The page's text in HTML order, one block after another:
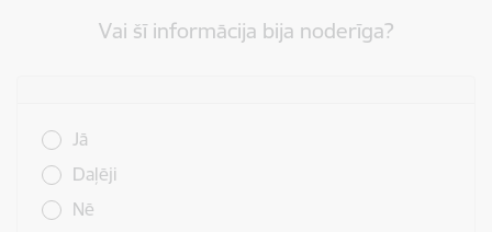
Vai šī informācija bija noderīga?
Jā
Daļēji
Nē